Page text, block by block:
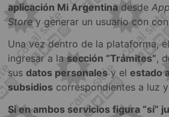
aplicación Mi Argentinadesde
Storey generar un usuario con
Una vez dentro de la plataforma,
ingresar a lasección “Trámites”,
susdatos personalesy elestado
subsidios correspondientes a luz
Si en ambos servicios figura “sí”